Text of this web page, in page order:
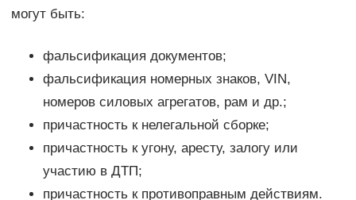
могут быть:
фальсификация документов;
фальсификация номерных знаков, VIN,
номеров силовых агрегатов, рам и др.;
причастность к нелегальной сборке;
причастность к угону, аресту, залогу или
участию в ДТП;
причастность к противоправным действиям.